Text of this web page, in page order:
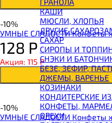
BOMBBAR
BOMBBAR
CHIKALAB Вафля
SNAQ FABRIQ
SNAQ FABRIQ
SNAQ FABRIQ
SNAQ FABRIQ
SNAQ FABRIQ
КАШИ
МЮСЛИ, ХЛОПЬЯ
ДРУГИЕ
САХАР
СИРОПЫ И
СНЭКИ И
БЕЗЕ, ЗЕФИР,
ДЖЕМЫ, ВАРЕНЬЕ
КОЗИНАКИ
КОНДИТЕРСКИЕ
КОНФЕТЫ,
ОРЕХИ
-10%
УМНЫЕ СЛАДОСТИ Конфеты
128 Р
Акция: 115 Р
-10%
УМНЫЕ СЛАДОСТИ Конфеты